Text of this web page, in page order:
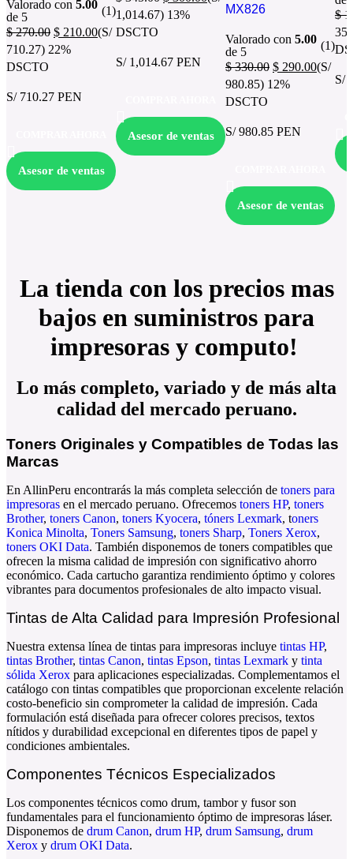
Valorado con 5.00
de 5
(1)
$270.00 $ 210.00(S/
710.27) 22%
DSCTO
S/ 710.27 PEN
Asesor de ventas
1,014.67) 13%
DSCTO
S/ 1,014.67 PEN
Asesor de ventas
MX826
Valorado con 5.00
de 5
(1)
$330.00 $ 290.00(S/
980.85) 12%
DSCTO
S/ 980.85 PEN
Asesor de ventas
$
S/
La tienda con los precios mas
bajos en suministros para
impresoras y computo!
Lo más completo, variado y de más alta
calidad del mercado peruano.
Toners Originales y Compatibles de Todas las
Marcas
En AllinPeru encontrarás la más completa selección de toners para
impresoras en el mercado peruano. Ofrecemos toners HP, toners
Brother, toners Canon, toners Kyocera, tóners Lexmark, toners
Konica Minolta, Toners Samsung, toners Sharp, Toners Xerox,
toners OKI Data. También disponemos de toners compatibles que
ofrecen la misma calidad de impresión con significativo ahorro
económico. Cada cartucho garantiza rendimiento óptimo y colores
vibrantes para documentos profesionales de alto impacto visual.
Tintas de Alta Calidad para Impresión Profesional
Nuestra extensa línea de tintas para impresoras incluye tintas HP,
tintas Brother, tintas Canon, tintas Epson, tintas Lexmark y tinta
sólida Xerox para aplicaciones especializadas. Complementamos el
catálogo con tintas compatibles que proporcionan excelente relación
costo-beneficio sin comprometer la calidad de impresión. Cada
formulación está diseñada para ofrecer colores precisos, textos
nítidos y durabilidad excepcional en diferentes tipos de papel y
condiciones ambientales.
Componentes Técnicos Especializados
Los componentes técnicos como drum, tambory fusorson
fundamentales para el funcionamiento óptimo de impresoras láser.
Disponemos de drum Canon, drum HP, drum Samsung, drum
Xerox y drum OKI Data.